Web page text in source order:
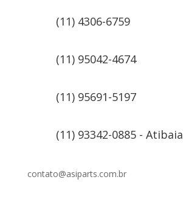
(11) 4306-6759
(11) 95042-4674
(11) 95691-5197
(11) 93342-0885 - Atibaia
contato@asiparts.com.br